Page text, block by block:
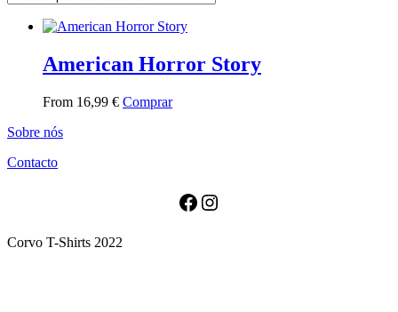
View
View
American Horror Story
From 16,99 € ComprarThis
options
may
Sobre nós
Contacto
Facebook
Instagram
Corvo T-Shirts 2022